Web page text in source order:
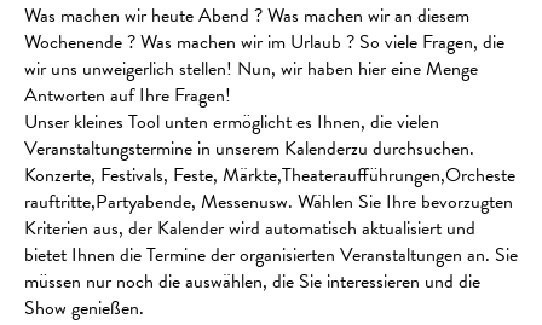
Was machen wir heute Abend ? Was machen wir an diesem
Wochenende ? Was machen wir im Urlaub ? So viele Fragen, die
wir uns unweigerlich stellen! Nun, wir haben hier eine Menge
Antworten auf Ihre Fragen!
Unser kleines Tool unten ermöglicht es Ihnen, die vielen
Veranstaltungstermine in unserem Kalenderzu durchsuchen.
Konzerte, Festivals, Feste, Märkte,Theateraufführungen,Orcheste
rauftritte,Partyabende, Messenusw. Wählen Sie Ihre bevorzugten
Kriterien aus, der Kalender wird automatisch aktualisiert und
bietet Ihnen die Termine der organisierten Veranstaltungen an. Sie
müssen nur noch die auswählen, die Sie interessieren und die
Show genießen.